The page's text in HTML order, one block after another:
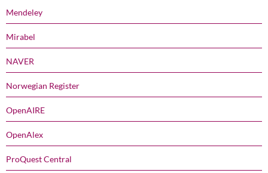
Mendeley
Mirabel
NAVER
Norwegian Register
OpenAIRE
OpenAlex
ProQuest Central